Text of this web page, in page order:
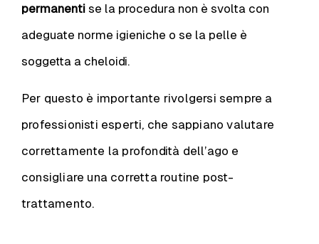
permanenti se la procedura non è svolta con
adeguate norme igieniche o se la pelle è
soggetta a cheloidi.
Per questo è importante rivolgersi sempre a
professionisti esperti, che sappiano valutare
correttamente la profondità dell’ago e
consigliare una corretta routine post-
trattamento.